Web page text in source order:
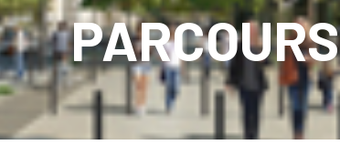
PARCOURS